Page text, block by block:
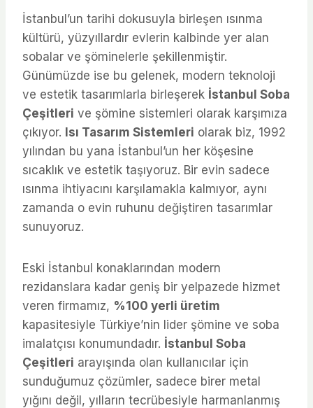
İstanbul’un tarihi dokusuyla birleşen ısınma
kültürü, yüzyıllardır evlerin kalbinde yer alan
sobalar ve şöminelerle şekillenmiştir.
Günümüzde ise bu gelenek, modern teknoloji
ve estetik tasarımlarla birleşerek İstanbul Soba
Çeşitleri ve şömine sistemleri olarak karşımıza
çıkıyor. Isı Tasarım Sistemleri olarak biz, 1992
yılından bu yana İstanbul’un her köşesine
sıcaklık ve estetik taşıyoruz. Bir evin sadece
ısınma ihtiyacını karşılamakla kalmıyor, aynı
zamanda o evin ruhunu değiştiren tasarımlar
sunuyoruz.
Eski İstanbul konaklarından modern
rezidanslara kadar geniş bir yelpazede hizmet
veren firmamız, %100 yerli üretim
kapasitesiyle Türkiye’nin lider şömine ve soba
imalatçısı konumundadır. İstanbul Soba
Çeşitleri arayışında olan kullanıcılar için
sunduğumuz çözümler, sadece birer metal
yığını değil, yılların tecrübesiyle harmanlanmış